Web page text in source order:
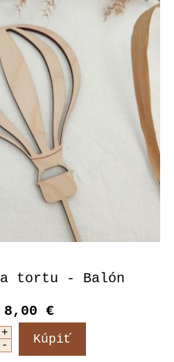
tortu - Balón
8,00 €